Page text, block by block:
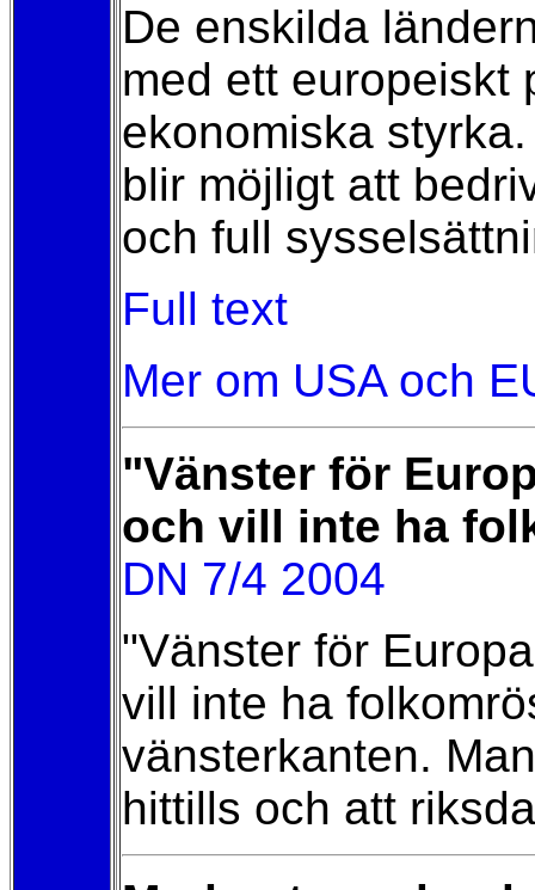
De enskilda
med ett europeiskt
ekonomiska
blir möjligt att
och full
Full text
Mer om USA och
"Vänster för
och vill inte ha
DN 7/4 2004
"Vänster för
vill inte ha
vänsterkanten.
hittills och att